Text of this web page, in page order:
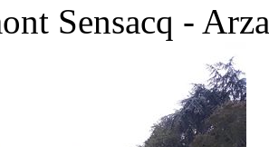
Sensacq -